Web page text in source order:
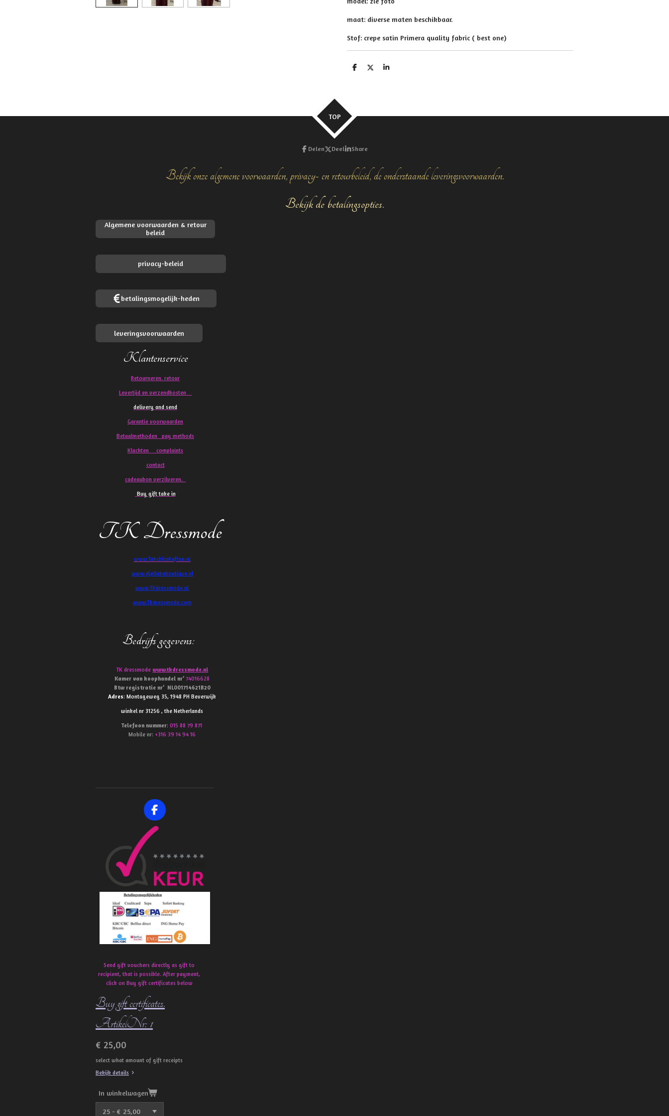
maat: diverse maten beschikbaar.
Stof: crepe satin Primera quality fabric ( best one)
D
D
S
TOP
Delen Deel Share
Bekijk onze algemene voorwaarden, privacy- en retourbeleid, de onderstaande leveringsvoorwaarden.
Bekijk de betalingsopties.
Algemene voorwaarden & retour
beleid
privacy-beleid
betalingsmogelijk-heden
leveringsvoorwaarden
Klantenservice
Retourneren. retour
Levertijd en verzendkosten
delivery and send
Garantie voorwaarden
Betaalmethoden pay methods
Klachten complaints
contact
cadeaubon verzilveren.
Buy gift take in
TK Dressmode
www.TakchitaKaftan.nl
www.djellababoutique.nl
www.TKdressmode.nl
www.Tkdressmode.com
Bedrijfs gegevens:
TK dressmode www.tkdressmode.nl
Kamer van koophandelnr’ 74016628
Btw registratie nr’ NL001714621B20
Adres: Montageweg 35, 1948 PH Beverwijk
winkel nr 31256 , the Netherlands
Telefoon nummer: 015 88 79 871
Mobile nr: +316 39 14 94 16
F
a
c
b
o
k
Send gift vouchers directly as gift to
recipient, that is possible. After payment,
click on Buy gift certificates below
Buy gift certificates.
ArtikelNr: 1
€ 25,00
select what amount of gift receipts
Bekijk details
In winkelwagen